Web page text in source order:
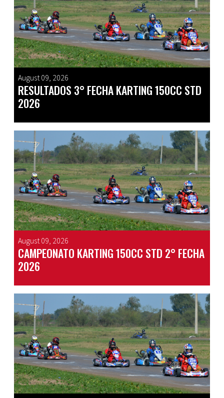
August 09, 2026
RESULTADOS 3° FECHA KARTING 150CC STD
2026
August 09, 2026
CAMPEONATO KARTING 150CC STD 2° FECHA
2026